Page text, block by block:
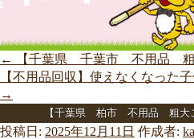
←
【千葉県 千葉市 不用品
【不用品回収】使えなくなった
→
【千葉県 柏市 不用品 粗大
投稿日: 2025年12月11日 作成者: